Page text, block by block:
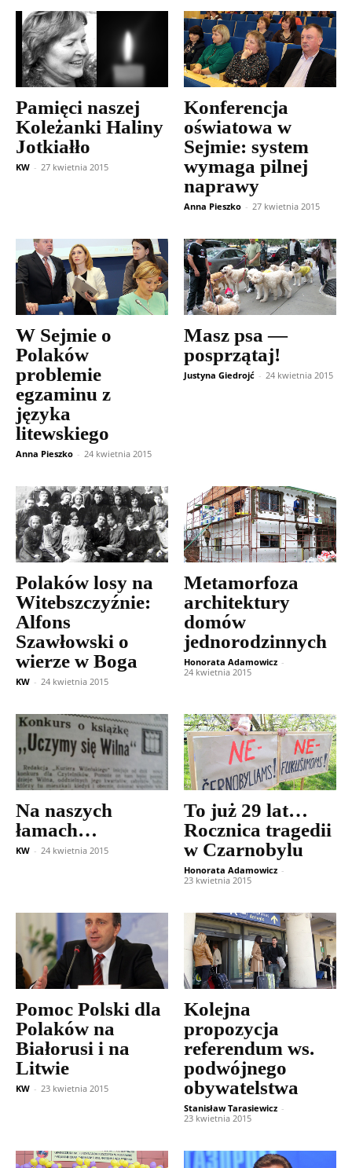
Pamięci naszej
Koleżanki Haliny
Jotkiałło
KW - 27 kwietnia 2015
Konferencja
oświatowa w
Sejmie: system
wymaga pilnej
naprawy
Anna Pieszko - 27 kwietnia 2015
W Sejmie o
Polaków
problemie
egzaminu z
języka
litewskiego
Anna Pieszko - 24 kwietnia 2015
Masz psa —
posprzątaj!
Justyna Giedrojć - 24 kwietnia 2015
Polaków losy na
Witebszczyźnie:
Alfons
Szawłowski o
wierze w Boga
KW - 24 kwietnia 2015
Metamorfoza
architektury
domów
jednorodzinnych
Honorata Adamowicz -
24 kwietnia 2015
Na naszych
łamach…
KW - 24 kwietnia 2015
To już 29 lat…
Rocznica tragedii
w Czarnobylu
Honorata Adamowicz -
23 kwietnia 2015
Pomoc Polski dla
Polaków na
Białorusi i na
Litwie
KW - 23 kwietnia 2015
Kolejna
propozycja
referendum ws.
podwójnego
obywatelstwa
Stanisław Tarasiewicz -
23 kwietnia 2015